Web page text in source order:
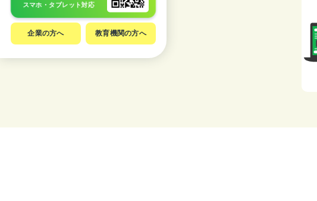
スマホ・タブレット対応
企業の方へ 教育機関の方へ